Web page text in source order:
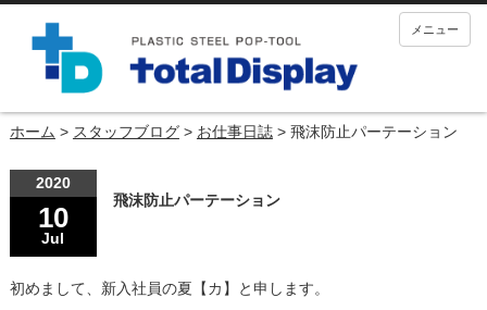
メニュー
ホーム > スタッフブログ> お仕事日誌> 飛沫防止パーテーション
2020
10
Jul
飛沫防止パーテーション
初めまして、新入社員の夏【カ】と申します。